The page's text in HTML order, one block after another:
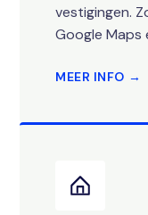
vestigingen.
Google Maps
MEER INFO →